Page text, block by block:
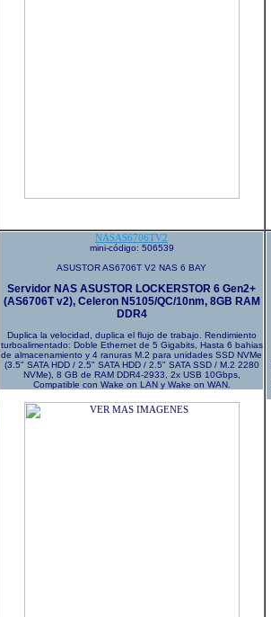
NASAS6706TV2
mini-código: 506539
ASUSTOR AS6706T V2 NAS 6 BAY
Servidor NAS ASUSTOR LOCKERSTOR 6 Gen2+
(AS6706T v2), Celeron N5105/QC/10nm, 8GB RAM
DDR4
Duplica la velocidad, duplica el flujo de trabajo. Rendimiento
turboalimentado: Doble Ethernet de 5 Gigabits, Hasta 6 bahias
de almacenamiento y 4 ranuras M.2 para unidades SSD NVMe
(3.5" SATA HDD / 2.5" SATA HDD / 2.5" SATA SSD / M.2 2280
NVMe), 8 GB de RAM DDR4-2933, 2x USB 10Gbps,
Compatible con Wake on LAN y Wake on WAN.